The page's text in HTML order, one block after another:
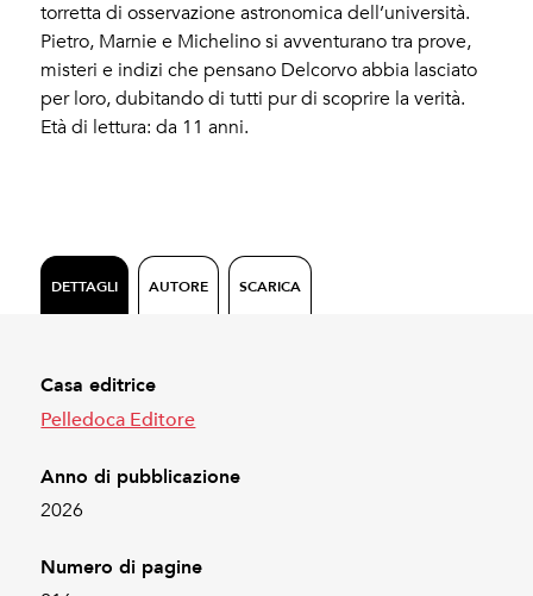
torretta di osservazione astronomica dell’università.
Pietro, Marnie e Michelino si avventurano tra prove,
misteri e indizi che pensano Delcorvo abbia lasciato
per loro, dubitando di tutti pur di scoprire la verità.
Età di lettura: da 11 anni.
DETTAGLI AUTORE SCARICA
Casa editrice
Pelledoca Editore
Anno di pubblicazione
2026
Numero di pagine